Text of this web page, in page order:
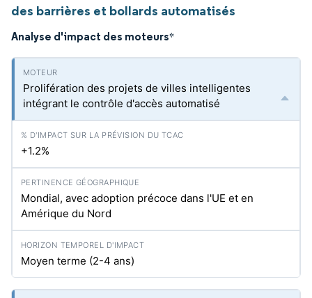
des barrières et bollards automatisés
Analyse d'impact des moteurs*
Prolifération des projets de villes intelligentes
intégrant le contrôle d'accès automatisé
+1.2%
Mondial, avec adoption précoce dans l'UE et en
Amérique du Nord
Moyen terme (2-4 ans)